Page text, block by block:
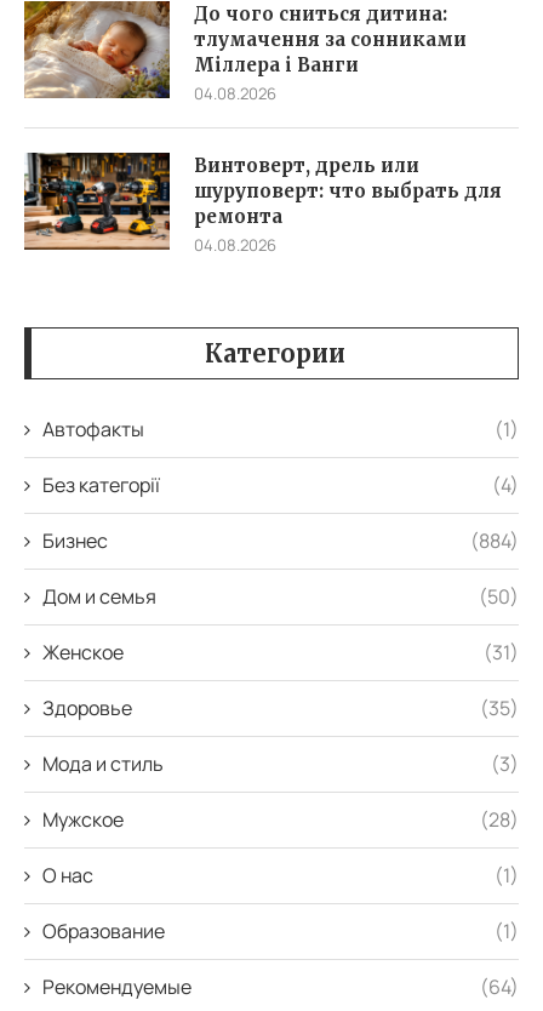
До чого сниться дитина:
тлумачення за сонниками
Міллера і Ванги
04.08.2026
Винтоверт, дрель или
шуруповерт: что выбрать для
ремонта
04.08.2026
Категории
Автофакты (1)
Без категорії (4)
Бизнес (884)
Дом и семья (50)
Женское (31)
Здоровье (35)
Мода и стиль (3)
Мужское (28)
О нас (1)
Образование (1)
Рекомендуемые (64)